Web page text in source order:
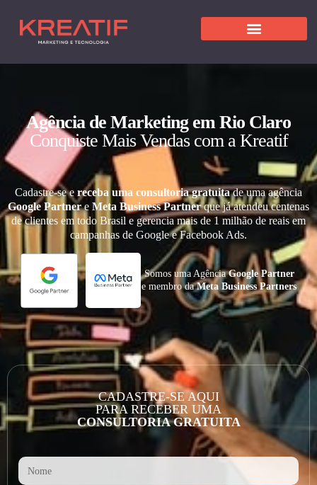
Agência de Marketing em Rio Claro
Conquiste Mais Vendas com a Kreatif
Cadastre-se ereceba uma consultoria gratuitade uma agência
Google Partnere Meta Business Partnerque já atendeu centenas
de clientes em todo Brasil e gerencia mais de 1 milhão de reais em
campanhas de Google e Facebook Ads.
Somos uma AgênciaGoogle Partner
e membro daMeta Business Partners
CADASTRE-SE AQUI
PARA RECEBER UMA
CONSULTORIA GRATUITA